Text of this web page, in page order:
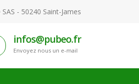
SAS - 50240 Saint-James
infos@pubeo.fr
Envoyez nous un e-mail